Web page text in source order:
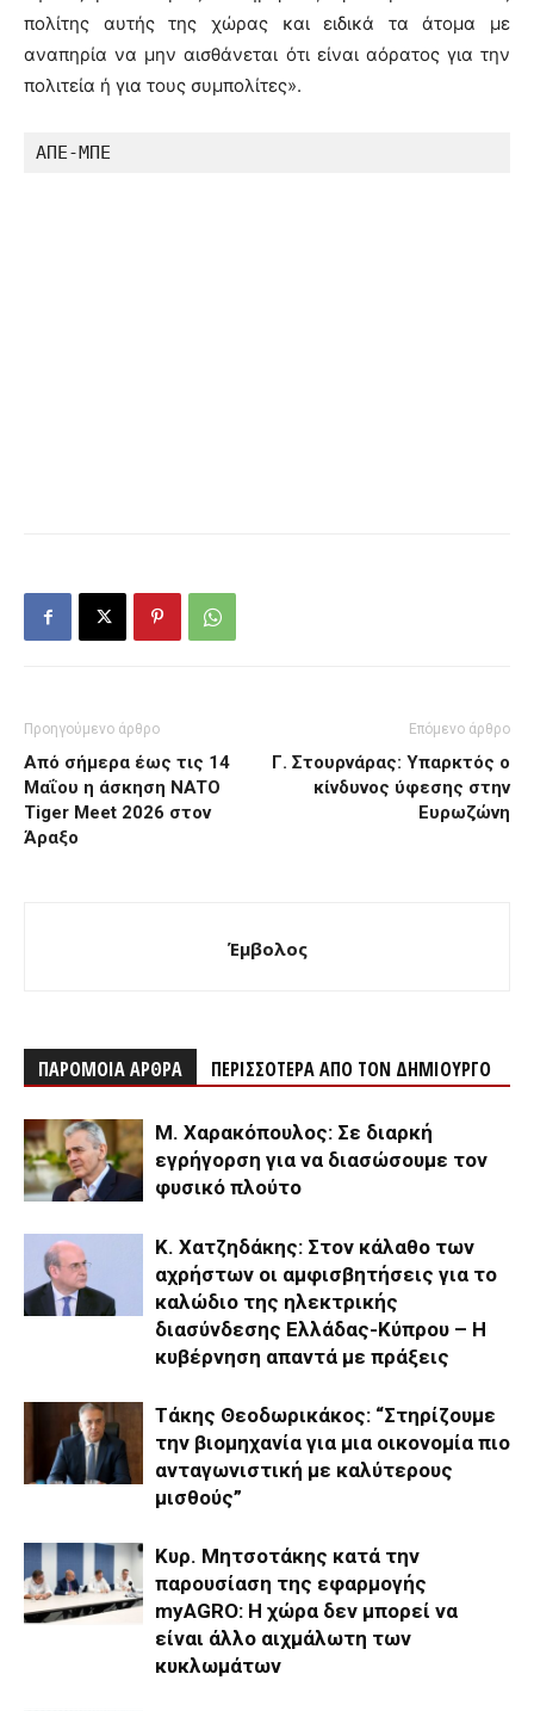
πολίτης αυτής της χώρας και ειδικά τα άτομα με
αναπηρία να μην αισθάνεται ότι είναι αόρατος για την
πολιτεία ή για τους συμπολίτες».
ΑΠΕ-ΜΠΕ
Προηγούμενο άρθρο
Από σήμερα έως τις 14
Μαΐου η άσκηση NATO
Tiger Meet 2026 στον
Άραξο
Επόμενο άρθρο
Γ. Στουρνάρας: Υπαρκτός ο
κίνδυνος ύφεσης στην
Ευρωζώνη
Έμβολος
ΠΑΡΟΜΟΙΑ ΑΡΘΡΑ ΠΕΡΙΣΣΟΤΕΡΑ ΑΠΟ ΤΟΝ ΔΗΜΙΟΥΡΓΟ
Μ. Χαρακόπουλος: Σε διαρκή
εγρήγορση για να διασώσουμε τον
φυσικό πλούτο
Κ. Χατζηδάκης: Στον κάλαθο των
αχρήστων οι αμφισβητήσεις για το
καλώδιο της ηλεκτρικής
διασύνδεσης Ελλάδας-Κύπρου – Η
κυβέρνηση απαντά με πράξεις
Τάκης Θεοδωρικάκος: “Στηρίζουμε
την βιομηχανία για μια οικονομία πιο
ανταγωνιστική με καλύτερους
μισθούς”
Κυρ. Μητσοτάκης κατά την
παρουσίαση της εφαρμογής
myAGRO: Η χώρα δεν μπορεί να
είναι άλλο αιχμάλωτη των
κυκλωμάτων